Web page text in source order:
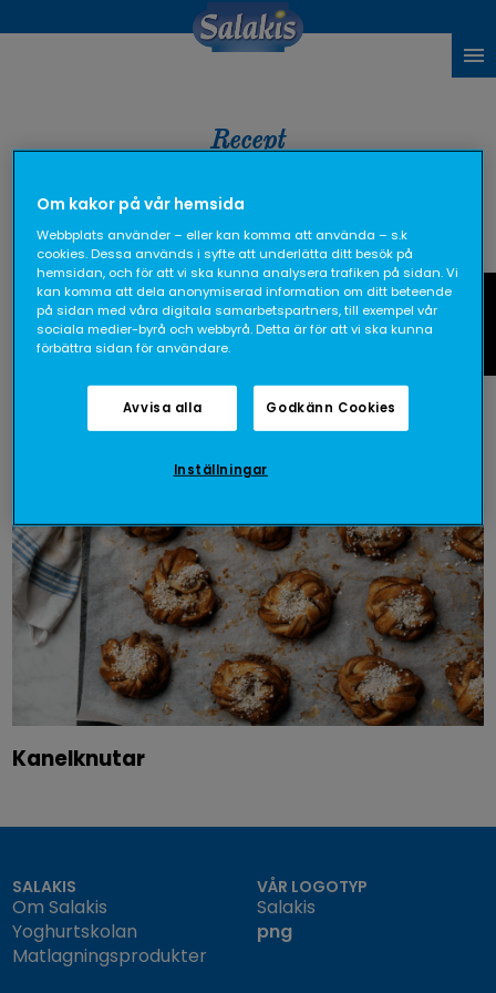
Recept
RECEPTKATEGORIER TEMAN
kanelbullar
Visar 1 recept
Kanelknutar
SALAKIS
Om Salakis
Yoghurtskolan
Matlagningsprodukter
VÅR LOGOTYP
Salakis
png
Om kakor på vår hemsida
Webbplats använder – eller kan komma att använda – s.k
cookies. Dessa används i syfte att underlätta ditt besök på
hemsidan, och för att vi ska kunna analysera trafiken på sidan. Vi
kan komma att dela anonymiserad information om ditt beteende
på sidan med våra digitala samarbetspartners, till exempel vår
sociala medier-byrå och webbyrå. Detta är för att vi ska kunna
förbättra sidan för användare.
Avvisa alla Godkänn Cookies
Inställningar